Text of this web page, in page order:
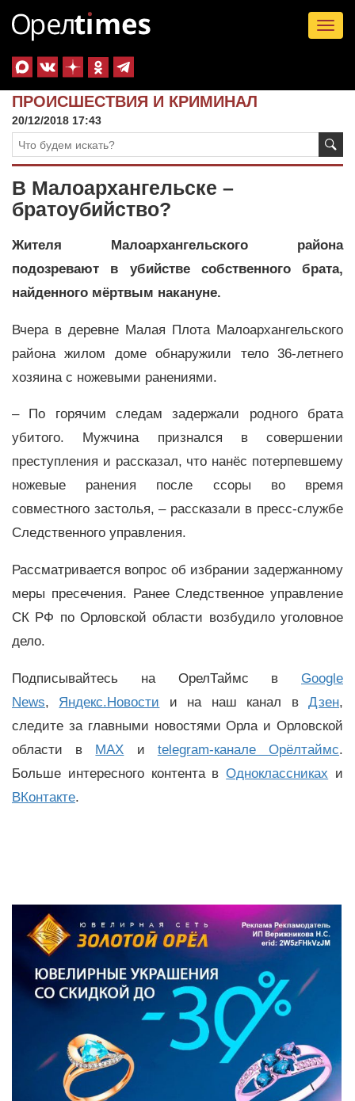
ПРОИСШЕСТВИЯ И КРИМИНАЛ
20/12/2018 17:43
В Малоархангельске –
братоубийство?
Жителя Малоархангельского района
подозревают в убийстве собственного брата,
найденного мёртвым накануне.
Вчера в деревне Малая Плота Малоархангельского
района жилом доме обнаружили тело 36-летнего
хозяина с ножевыми ранениями.
– По горячим следам задержали родного брата
убитого. Мужчина признался в совершении
преступления и рассказал, что нанёс потерпевшему
ножевые ранения после ссоры во время
совместного застолья, – рассказали в пресс-службе
Следственного управления.
Рассматривается вопрос об избрании задержанному
меры пресечения. Ранее Следственное управление
СК РФ по Орловской области возбудило уголовное
дело.
Подписывайтесь на ОрелТаймс в Google
News, Яндекс.Новости и на наш канал вДзен,
следите за главными новостями Орла и Орловской
области в MAX и telegram-канале Орёлтаймс.
Больше интересного контента вОдноклассниках и
ВКонтакте.